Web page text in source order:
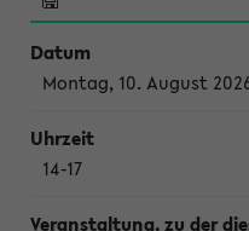
Montag, 10. August
14-17